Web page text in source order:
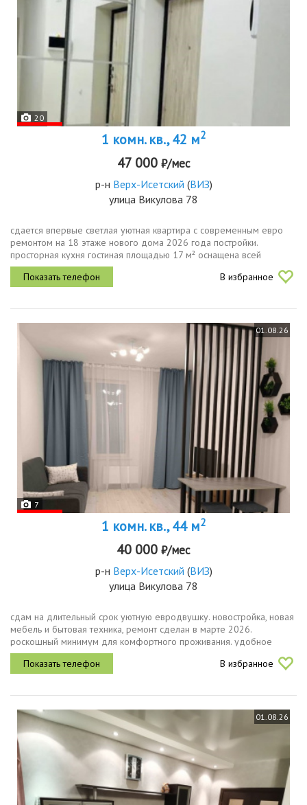
20
1 комн. кв., 42 м2
47 000 ₽/мес
р-н Верх-Исетский (ВИЗ)
улица Викулова 78
сдается впервые светлая уютная квартира с современным евро
ремонтом на 18 этаже нового дома 2026 года постройки.
просторная кухня гостиная площадью 17 м² оснащена всей
необходимой новой техникой, включая холодильник, плиту,
духовой шкаф,...
В избранное
01.08.26
7
1 комн. кв., 44 м2
40 000 ₽/мес
р-н Верх-Исетский (ВИЗ)
улица Викулова 78
сдам на длительный срок уютную евродвушку. новостройка, новая
мебель и бытовая техника, ремонт сделан в марте 2026.
роскошный минимум для комфортного проживания. удобное
местоположение 1015 минут до центра, в шаговой доступности
трц радуга парк,...
В избранное
01.08.26